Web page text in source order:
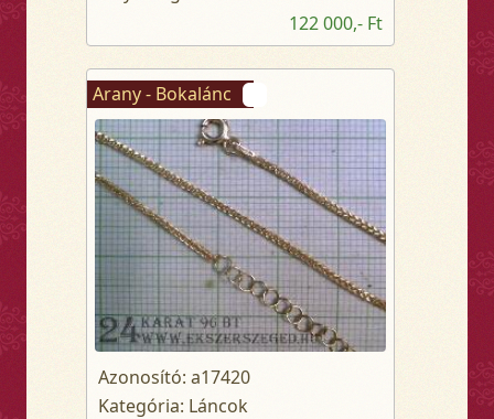
122 000,- Ft
Arany - Bokalánc
Azonosító: a17420
Kategória: Láncok